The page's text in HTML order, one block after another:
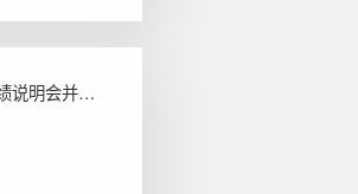
关于召开2021年度网上业绩说明会并征集相关问题的公告